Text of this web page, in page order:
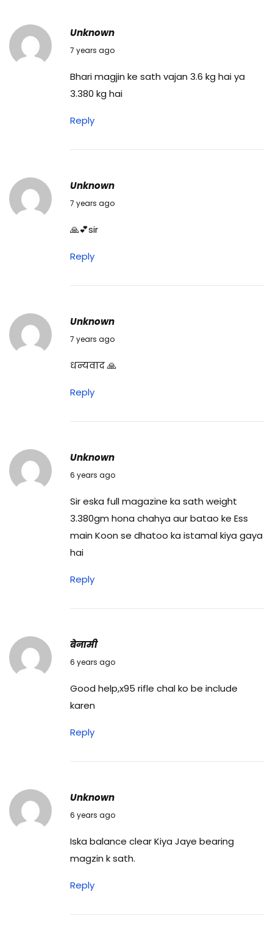
Unknown
7 years ago29/03/2019
Bhari magjin ke sath vajan 3.6 kg hai ya
3.380 kg hai
Reply
Unknown
7 years ago04/06/2019
🙏💕sir
Reply
Unknown
7 years ago06/02/2020
धन्यवाद 🙏
Reply
Unknown
6 years ago15/04/2020
Sir eska full magazine ka sath weight
3.380gm hona chahya aur batao ke Ess
main Koon se dhatoo ka istamal kiya gaya
hai
Reply
बेनामी
6 years ago09/05/2020
Good help,x95 rifle chal ko be include
karen
Reply
Unknown
6 years ago30/12/2020
Iska balance clear Kiya Jaye bearing
magzin k sath.
Reply